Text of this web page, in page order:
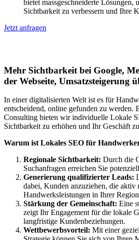
bietet massgeschneiderte Lösungen,
Sichtbarkeit zu verbessern und Ihre
Jetzt anfragen
Mehr Sichtbarkeit bei Google,
der Webseite, Umsatzsteigerung
In einer digitalisierten Welt ist es für
entscheidend, online gefunden zu werden.
Consulting bieten wir individuelle Lokale
Sichtbarkeit zu erhöhen und Ihr Geschäft
Warum ist Lokales SEO für
Regionale Sichtbarkeit: Durch die
Suchanfragen erreichen Sie
Generierung qualifizierter Leads:
dabei, Kunden anzuziehen, die aktiv
Handwerksleistungen in Ihrer
Stärkung der Gemeinschaft: Eine
zeigt Ihr Engagement für die lokale
langfristige Kundenbeziehungen.
Wettbewerbsvorteil: Mit einer